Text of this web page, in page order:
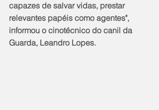
capazes de salvar vidas, prestar
relevantes papéis como agentes",
informou o cinotécnico do canil da
Guarda, Leandro Lopes.